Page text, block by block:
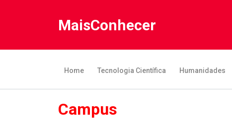
MaisConhecer
Home Tecnologia Científica Humanidades
Campus